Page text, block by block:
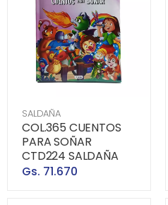
SALDAÑA
COL.365 CUENTOS
PARA SOÑAR
CTD224 SALDAÑA
Gs. 71.670